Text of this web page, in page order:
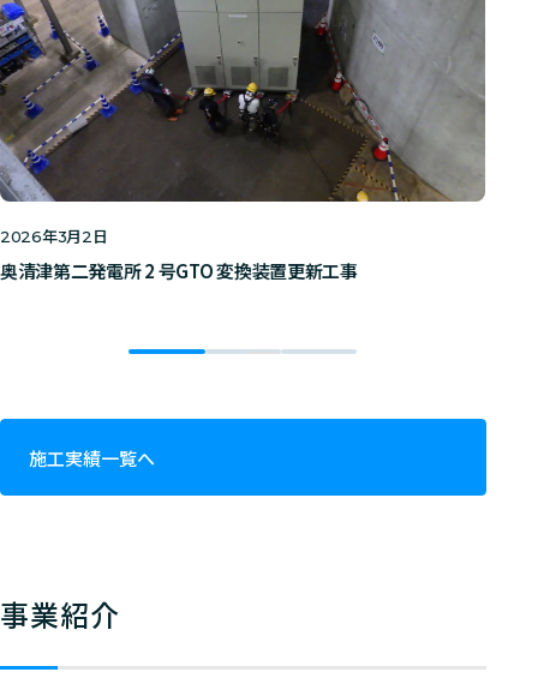
2026年3月2日
奥清津第⼆発電所 2 号GTO 変換装置更新⼯事
施工実績一覧へ
事業紹介